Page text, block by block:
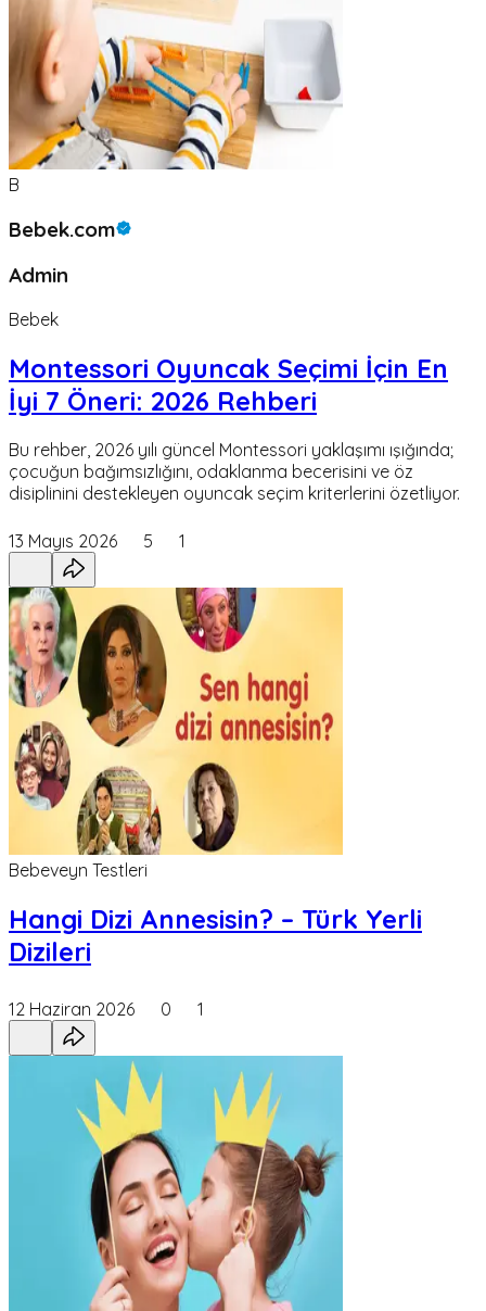
B
Bebek.com
Admin
Bebek
Montessori Oyuncak Seçimi İçin En
İyi 7 Öneri: 2026 Rehberi
Bu rehber, 2026 yılı güncel Montessori yaklaşımı ışığında;
çocuğun bağımsızlığını, odaklanma becerisini ve öz
disiplinini destekleyen oyuncak seçim kriterlerini özetliyor.
13 Mayıs 2026 5 1
Bebeveyn Testleri
Hangi Dizi Annesisin? – Türk Yerli
Dizileri
12 Haziran 2026 0 1